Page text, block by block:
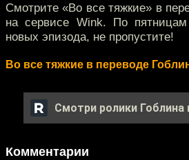
Смотрите «Во все тяжкие» в
на сервисе Wink. По
новых эпизода, не пропустите!
Во все тяжкие в переводе
Смотри ролики Гоблина
Комментарии